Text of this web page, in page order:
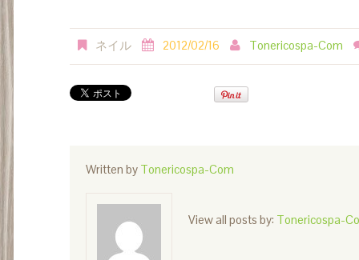
ネイル 2012/02/16 Tonericospa-Com
Written by Tonericospa-Com
View all posts by: Tonericospa-